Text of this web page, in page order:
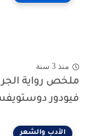
منذ 3 سنة
ملخص رواية
فيودور
الأدب والشعر